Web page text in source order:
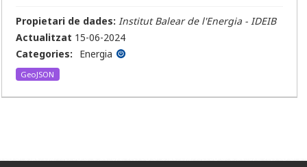
Propietari de dades: Institut Balear de l'Energia - IDEIB
Actualitzat 15-06-2024
Categories:
Energia
GeoJSON